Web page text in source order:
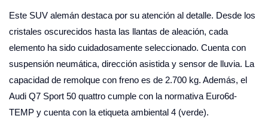
Este SUV alemán destaca por su atención al detalle. Desde los
cristales oscurecidos hasta las llantas de aleación, cada
elemento ha sido cuidadosamente seleccionado. Cuenta con
suspensión neumática, dirección asistida y sensor de lluvia. La
capacidad de remolque con freno es de 2.700 kg. Además, el
Audi Q7 Sport 50 quattro cumple con la normativa Euro6d-
TEMP y cuenta con la etiqueta ambiental 4 (verde).